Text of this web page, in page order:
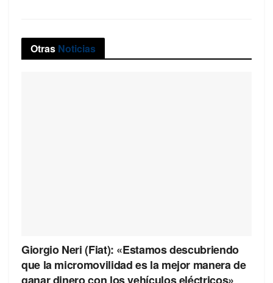
Otras Noticias
Giorgio Neri (Fiat): «Estamos descubriendo
que la micromovilidad es la mejor manera de